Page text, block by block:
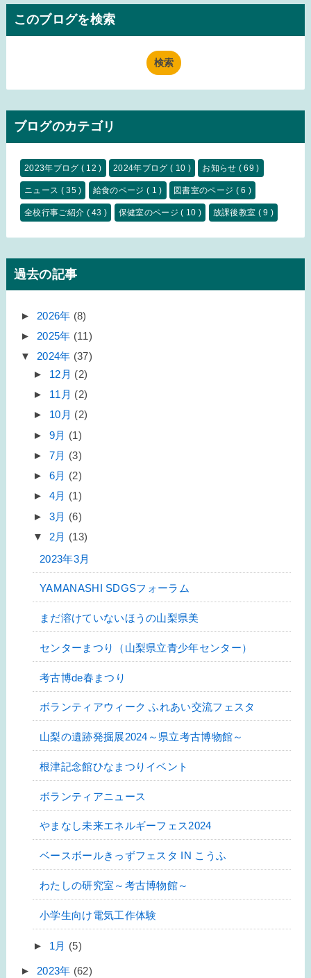
このブログを検索
ブログのカテゴリ
2023年ブログ ( 12 ) 2024年ブログ ( 10 ) お知らせ ( 69 )
ニュース ( 35 ) 給食のページ( 1 ) 図書室のページ ( 6 )
全校行事ご紹介 ( 43 ) 保健室のページ( 10 ) 放課後教室 ( 9 )
過去の記事
► 2026年 (8)
► 2025年 (11)
▼ 2024年 (37)
► 12月 (2)
► 11月 (2)
► 10月 (2)
► 9月 (1)
► 7月 (3)
► 6月 (2)
► 4月 (1)
► 3月 (6)
▼ 2月 (13)
2023年3月
YAMANASHI SDGSフォーラム
まだ溶けていないほうの山梨県美
センターまつり（山梨県立青少年センター）
考古博de春まつり
ボランティアウィーク ふれあい交流フェスタ
山梨の遺跡発掘展2024～県立考古博物館～
根津記念館ひなまつりイベント
ボランティアニュース
やまなし未来エネルギーフェス2024
ベースボールきっずフェスタ IN こうふ
わたしの研究室～考古博物館～
小学生向け電気工作体験
► 1月 (5)
► 2023年 (62)